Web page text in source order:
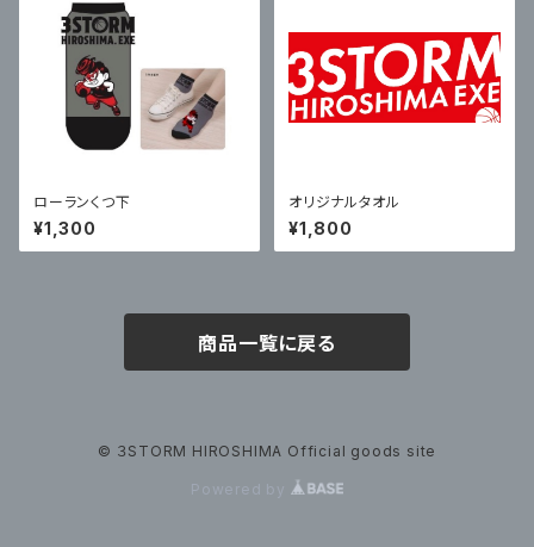
ローランくつ下
¥1,300
オリジナルタオル
¥1,800
商品一覧に戻る
© ３STORM HIROSHIMA Official goods site
Powered by